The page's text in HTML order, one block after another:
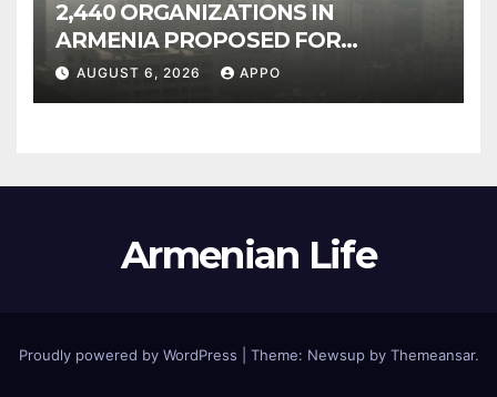
2,440 ORGANIZATIONS IN
ARMENIA PROPOSED FOR
INCLUSION IN LIST OF AIR
AUGUST 6, 2026 APPO
Armenian Life
Proudly powered by WordPress Theme: Newsup by Themeansar.